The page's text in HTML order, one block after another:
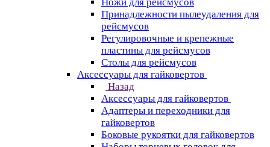
Принадлежности пылеудаления для
рейсмусов
Регулировочные и крепежные
пластины для рейсмусов
Столы для рейсмусов
Аксессуары для гайковертов
Назад
Аксессуары для гайковертов
Адаптеры и переходники для
гайковертов
Боковые рукоятки для гайковертов